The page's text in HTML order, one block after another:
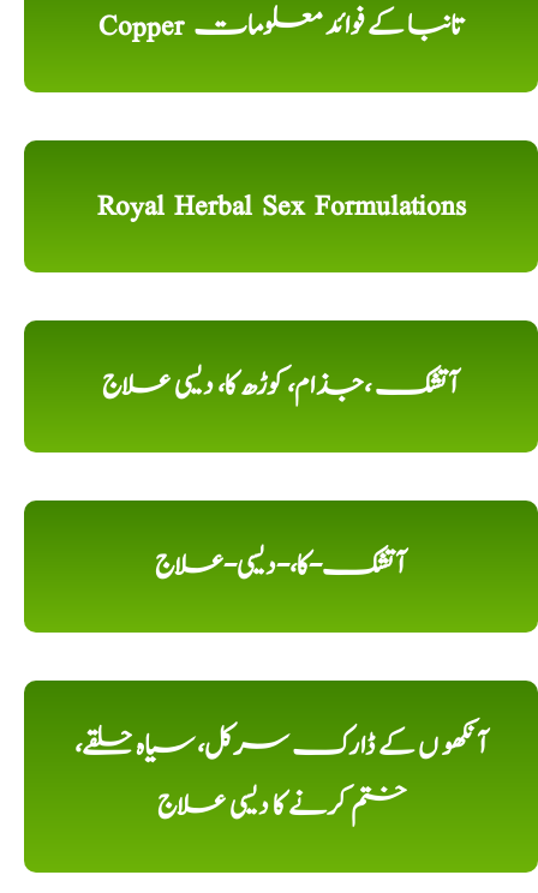
Copper تانبا کے فوائد معلومات
Royal Herbal Sex Formulations
آتشک ،جذام، کوڑھ کا، دیسی علاج
آتشک-کا،-دیسی-علاج
آنکھو ں کے ڈارک سرکل، سیاہ حلقے،
ختم کرنے کا دیسی علاج